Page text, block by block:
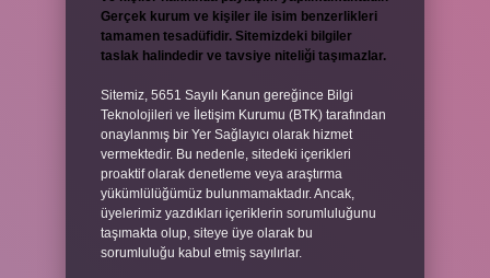
Gerçek kurum ve kişiler ile isim benzerlikleri
tamamen tesadüfidir. Sitemizdeki bilgiler
taslak halindedir ve tavsiye niteliği taşımazlar.
Sitemiz, 5651 Sayılı Kanun gereğince Bilgi
Teknolojileri ve İletişim Kurumu (BTK) tarafından
onaylanmış bir Yer Sağlayıcı olarak hizmet
vermektedir. Bu nedenle, sitedeki içerikleri
proaktif olarak denetleme veya araştırma
yükümlülüğümüz bulunmamaktadır. Ancak,
üyelerimiz yazdıkları içeriklerin sorumluluğunu
taşımakta olup, siteye üye olarak bu
sorumluluğu kabul etmiş sayılırlar.